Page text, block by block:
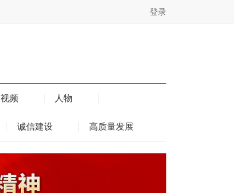
登录
视频 人物
诚信建设 高质量发展